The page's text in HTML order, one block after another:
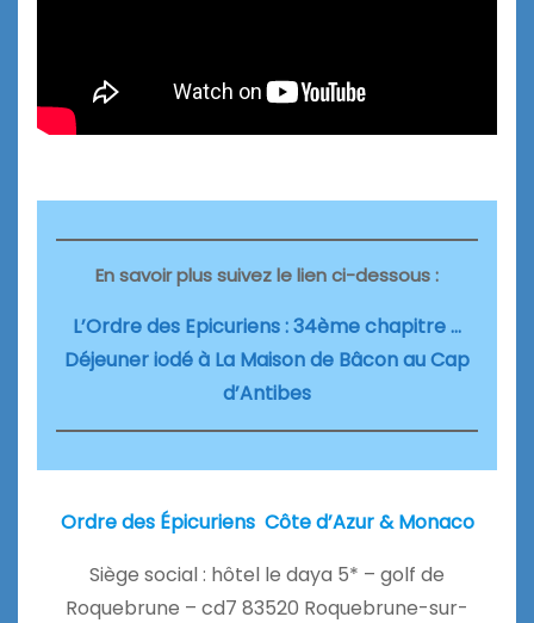
En savoir plus suivez le lien ci-dessous :
L’Ordre des Epicuriens : 34ème chapitre …
Déjeuner iodé à La Maison de Bâcon au Cap
d’Antibes
Ordre des Épicuriens Côte d’Azur & Monaco
Siège social : hôtel le daya 5* – golf de
Roquebrune – cd7 83520 Roquebrune-sur-